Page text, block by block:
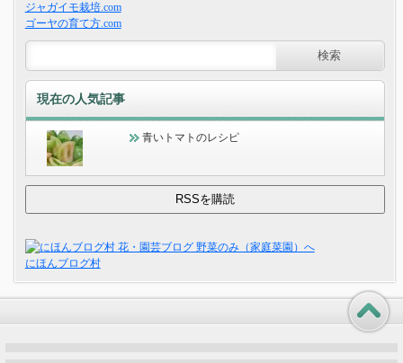
ジャガイモ栽培.com
ゴーヤの育て方.com
現在の人気記事
青いトマトのレシピ
にほんブログ村